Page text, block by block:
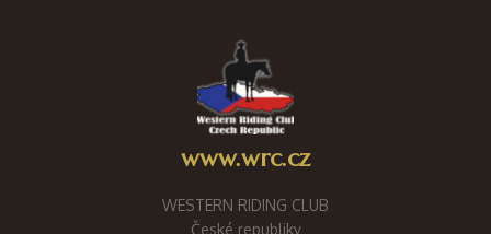
www.wrc.cz
WESTERN RIDING CLUB
České republiky